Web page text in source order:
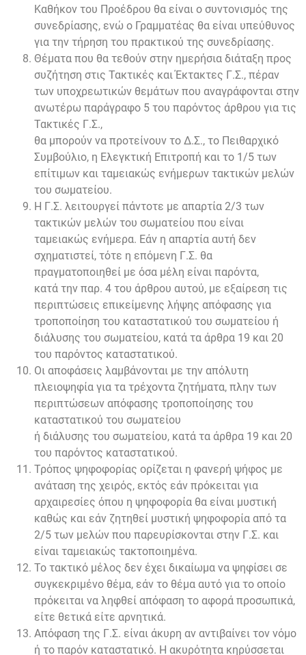
Καθήκον του Προέδρου θα είναι ο συντονισμός της
συνεδρίασης, ενώ ο Γραμματέας θα είναι υπεύθυνος
για την τήρηση του πρακτικού της συνεδρίασης.
Θέματα που θα τεθούν στην ημερήσια διάταξη προς
συζήτηση στις Τακτικές και Έκτακτες Γ.Σ., πέραν
των υποχρεωτικών θεμάτων που αναγράφονται στην
ανωτέρω παράγραφο 5 του παρόντος άρθρου για τις
Τακτικές Γ.Σ.,
θα μπορούν να προτείνουν το Δ.Σ., το Πειθαρχικό
Συμβούλιο, η Ελεγκτική Επιτροπή και το 1/5 των
επίτιμων και ταμειακώς ενήμερων τακτικών μελών
του σωματείου.
Η Γ.Σ. λειτουργεί πάντοτε με απαρτία 2/3 των
τακτικών μελών του σωματείου που είναι
ταμειακώς ενήμερα. Εάν η απαρτία αυτή δεν
σχηματιστεί, τότε η επόμενη Γ.Σ. θα
πραγματοποιηθεί με όσα μέλη είναι παρόντα,
κατά την παρ. 4 του άρθρου αυτού, με εξαίρεση τις
περιπτώσεις επικείμενης λήψης απόφασης για
τροποποίηση του καταστατικού του σωματείου ή
διάλυσης του σωματείου, κατά τα άρθρα 19 και 20
του παρόντος καταστατικού.
Οι αποφάσεις λαμβάνονται με την απόλυτη
πλειοψηφία για τα τρέχοντα ζητήματα, πλην των
περιπτώσεων απόφασης τροποποίησης του
καταστατικού του σωματείου
ή διάλυσης του σωματείου, κατά τα άρθρα 19 και 20
του παρόντος καταστατικού.
Τρόπος ψηφοφορίας ορίζεται η φανερή ψήφος με
ανάταση της χειρός, εκτός εάν πρόκειται για
αρχαιρεσίες όπου η ψηφοφορία θα είναι μυστική
καθώς και εάν ζητηθεί μυστική ψηφοφορία από τα
2/5 των μελών που παρευρίσκονται στην Γ.Σ. και
είναι ταμειακώς τακτοποιημένα.
Το τακτικό μέλος δεν έχει δικαίωμα να ψηφίσει σε
συγκεκριμένο θέμα, εάν το θέμα αυτό για το οποίο
πρόκειται να ληφθεί απόφαση το αφορά προσωπικά,
είτε θετικά είτε αρνητικά.
Απόφαση της Γ.Σ. είναι άκυρη αν αντιβαίνει τον νόμο
ή το παρόν καταστατικό. Η ακυρότητα κηρύσσεται